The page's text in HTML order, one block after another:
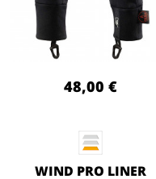
48,00 €
WIND PRO LINER